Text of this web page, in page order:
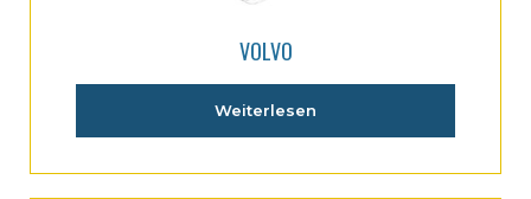
VOLVO
Weiterlesen